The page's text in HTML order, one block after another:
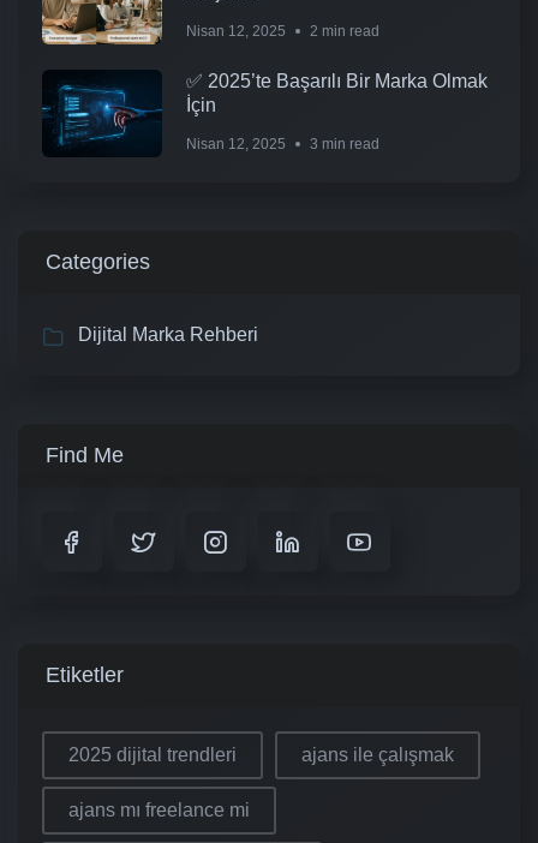
Nisan 12, 2025 2 min read
✅ 2025’te Başarılı Bir Marka Olmak
İçin
Nisan 12, 2025 3 min read
Categories
Dijital Marka Rehberi
Find Me
Etiketler
2025 dijital trendleri ajans ile çalışmak
ajans mı freelance mi